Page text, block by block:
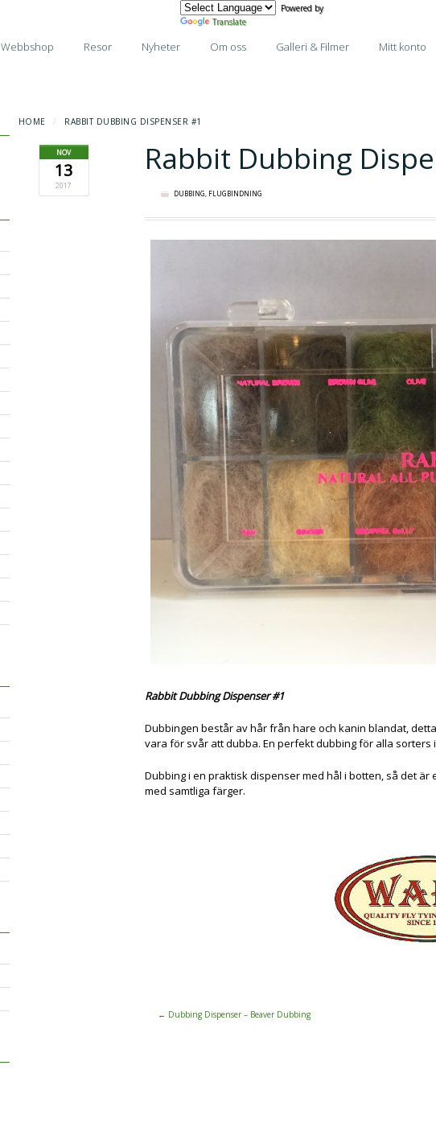
Powered by
Translate
Webbshop Resor Nyheter Om oss Galleri & Filmer Mitt konto
HOME / RABBIT DUBBING DISPENSER #1
NOV
13
2017
Rabbit Dubbing
DUBBING, FLUGBINDNING
Rabbit Dubbing Dispenser #1
Dubbingen består av hår från hare och kanin blandat,
vara för svår att dubba. En perfekt dubbing för alla sorters
Dubbing i en praktisk dispenser med hål i botten, så det
med samtliga färger.
← Dubbing Dispenser – Beaver Dubbing